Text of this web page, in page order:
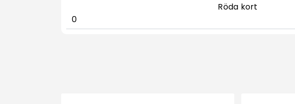
Röda kort
0